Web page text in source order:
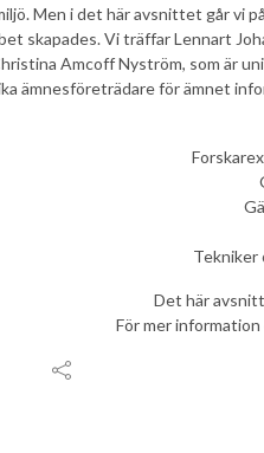
Men i det här avsnittet går vi
skapades. Vi träffar Lennart
Amcoff Nyström, som är
ämnesföreträdare för ämnet
Tekniker
Det här
För mer information